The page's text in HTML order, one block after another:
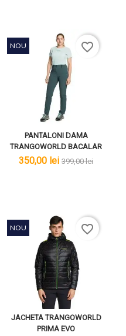
PANTALONI DAMA
TRANGOWORLD BACALAR
lei
350,00 lei lei
399,00 lei
NOU favorite_border
JACHETA TRANGOWORLD
PRIMA EVO
NOU favorite_border